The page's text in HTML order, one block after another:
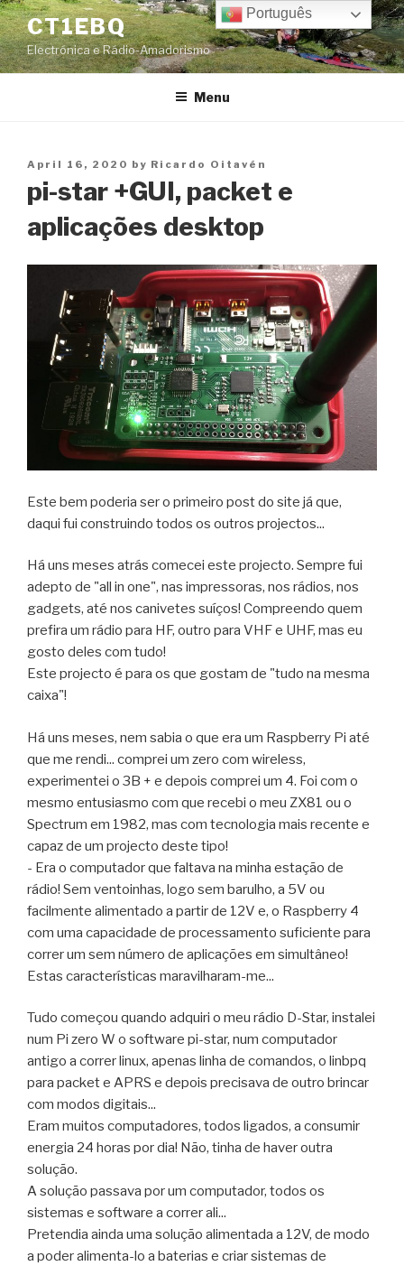
Skip
to
content
CT1EBQ
Electrónica e Rádio-Amadorismo
Menu
Posted
April 16, 2020 by Ricardo Oitavén
pi-star +GUI, packet e
aplicações desktop
Este bem poderia ser o primeiro post do site já que,
daqui fui construindo todos os outros projectos...
Há uns meses atrás comecei este projecto. Sempre fui
adepto de "all in one", nas impressoras, nos rádios, nos
gadgets, até nos canivetes suíços! Compreendo quem
prefira um rádio para HF, outro para VHF e UHF, mas eu
gosto deles com tudo!
Este projecto é para os que gostam de "tudo na mesma
caixa"!
Há uns meses, nem sabia o que era um Raspberry Pi até
que me rendi... comprei um zero com wireless,
experimentei o 3B + e depois comprei um 4. Foi com o
mesmo entusiasmo com que recebi o meu ZX81 ou o
Spectrum em 1982, mas com tecnologia mais recente e
capaz de um projecto deste tipo!
- Era o computador que faltava na minha estação de
rádio! Sem ventoinhas, logo sem barulho, a 5V ou
facilmente alimentado a partir de 12V e, o Raspberry 4
com uma capacidade de processamento suficiente para
correr um sem número de aplicações em simultâneo!
Estas características maravilharam-me...
Tudo começou quando adquiri o meu rádio D-Star, instalei
num Pi zero W o software pi-star, num computador
antigo a correr linux, apenas linha de comandos, o linbpq
para packet e APRS e depois precisava de outro brincar
com modos digitais...
Eram muitos computadores, todos ligados, a consumir
energia 24 horas por dia! Não, tinha de haver outra
solução.
A solução passava por um computador, todos os
sistemas e software a correr ali...
Pretendia ainda uma solução alimentada a 12V, de modo
a poder alimenta-lo a baterias e criar sistemas de
Português